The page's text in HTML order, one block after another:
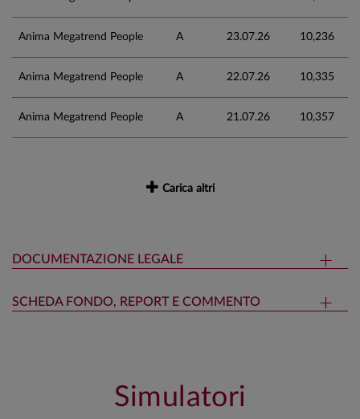
Anima Megatrend People A 23.07.26 10,236
Anima Megatrend People A 22.07.26 10,335
Anima Megatrend People A 21.07.26 10,357
Carica altri
DOCUMENTAZIONE LEGALE
SCHEDA FONDO, REPORT E COMMENTO
Simulatori